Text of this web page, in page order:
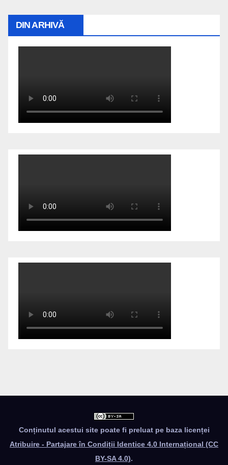
DIN ARHIVĂ
Conținutul acestui site poate fi preluat pe baza licenței
Atribuire - Partajare în Condiții Identice 4.0 Internațional (CC
BY-SA 4.0).